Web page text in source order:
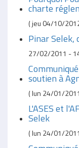
charte
(jeu 04/10/
Pinar Selek,
27/02/2011 -
soutien à
(lun 24/01/
L'ASES et
Selek
(lun 24/01/